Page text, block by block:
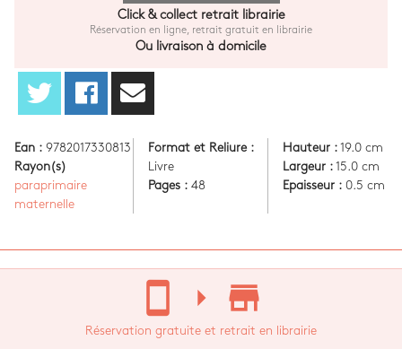
Click & collect retrait librairie
Réservation en ligne, retrait gratuit en librairie
Ou livraison à domicile
Ean : 9782017330813
Rayon(s)
paraprimaire
maternelle
Format et Reliure :
Livre
Pages : 48
Hauteur :19.0 cm
Largeur :15.0 cm
Epaisseur :0.5 cm
stay_current_portrait arrow_right store_mall_directory
Réservation gratuite et retrait en librairie